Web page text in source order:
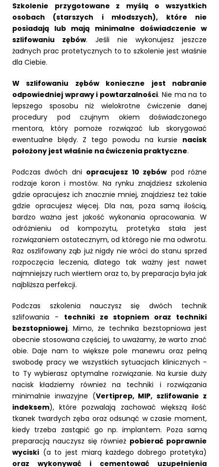
Szkolenie przygotowane z myślą o wszystkich
osobach (starszych i młodszych), które nie
posiadają lub mają minimalne doświadczenie w
szlifowaniu zębów. Jeśli nie wykonujesz jeszcze
żadnych prac protetycznych to to szkolenie jest właśnie
dla Ciebie.
W szlifowaniu zębów konieczne jest nabranie
odpowiedniej wprawy i powtarzalności. Nie ma na to
lepszego sposobu niż wielokrotne ćwiczenie danej
procedury pod czujnym okiem doświadczonego
mentora, który pomoże rozwiązać lub skorygować
ewentualne błędy. Z tego powodu na kursie nacisk
położony jest właśnie na ćwiczenia praktyczne.
Podczas dwóch dni opracujesz 10 zębów pod różne
rodzaje koron i mostów. Na rynku znajdziesz szkolenia
gdzie opracujesz ich znacznie mniej, znajdziesz też takie
gdzie opracujesz więcej. Dla nas, poza samą ilością,
bardzo ważna jest jakość wykonania opracowania. W
odróżnieniu od kompozytu, protetyka stała jest
rozwiązaniem ostatecznym, od którego nie ma odwrotu.
Raz oszlifowany ząb już nigdy nie wróci do stanu sprzed
rozpoczęcia leczenia, dlatego tak ważny jest nawet
najmniejszy ruch wiertłem oraz to, by preparacja była jak
najbliższa perfekcji.
Podczas szkolenia nauczysz się dwóch technik
szlifowania - techniki ze stopniem oraz techniki
bezstopniowej. Mimo, że technika bezstopniowa jest
obecnie stosowana częściej, to uważamy, że warto znać
obie. Daje nam to większe pole manewru oraz pełną
swobodę pracy we wszystkich sytuacjach klinicznych -
to Ty wybierasz optymalne rozwiązanie. Na kursie duży
nacisk kładziemy również na techniki i rozwiązania
minimalnie inwazyjne (Vertiprep, MIP, szlifowanie z
indeksem), które pozwalają zachować większą ilość
tkanek twardych zęba oraz odsunąć w czasie moment,
kiedy trzeba zastąpić go np. implantem. Poza samą
preparacją nauczysz się również pobierać poprawnie
wyciski (a to jest miarą każdego dobrego protetyka)
oraz wykonywać i cementować uzupełnienia